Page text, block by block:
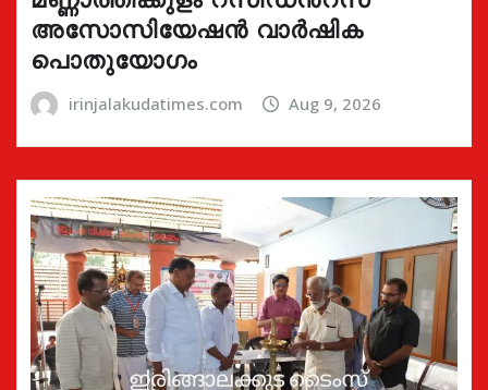
അസോസിയേഷൻ വാർഷിക
പൊതുയോഗം
irinjalakudatimes.com Aug 9, 2026